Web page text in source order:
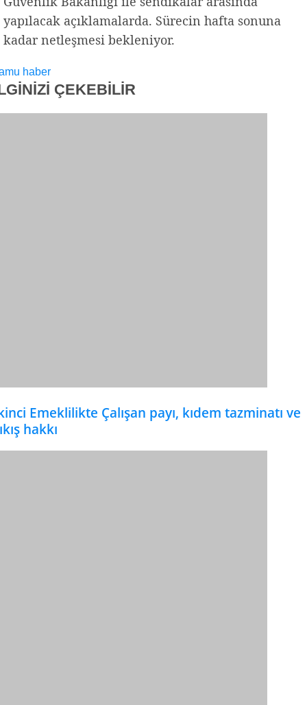
yapılacak açıklamalarda. Sürecin hafta sonuna
kadar netleşmesi bekleniyor.
haber
ÇEKEBİLİR
Emeklilikte Çalışan payı, kıdem tazminatı ve
hakkı